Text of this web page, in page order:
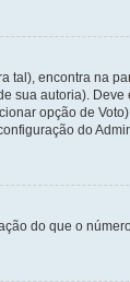
encontra na
sua autoria).
opção de
do
do que o